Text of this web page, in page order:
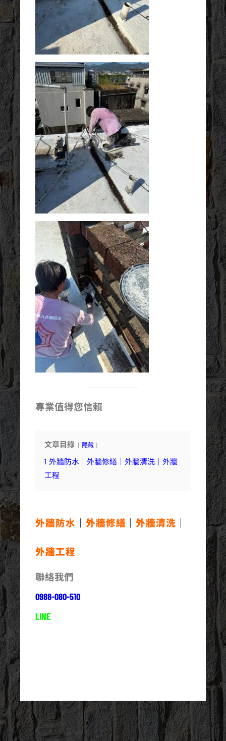
專業值得您信賴
文章目錄 隱藏
1 外牆防水｜外牆修繕｜外牆清洗｜外牆
工程
外牆防水 外牆修繕 ｜外牆清洗
外牆工程
聯絡我們
0988-080-510
LINE